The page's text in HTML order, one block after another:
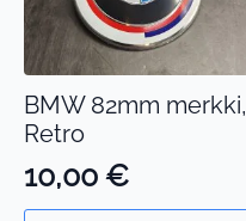
BMW 82mm merkki,
Retro
10,00 €